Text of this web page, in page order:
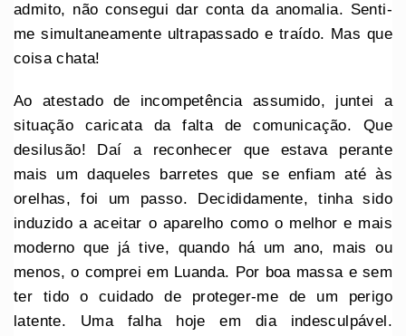
admito, não consegui dar conta da anomalia. Senti-
me simultaneamente ultrapassado e traído. Mas que
coisa chata!
Ao atestado de incompetência assumido, juntei a
situação caricata da falta de comunicação. Que
desilusão! Daí a reconhecer que estava perante
mais um daqueles barretes que se enfiam até às
orelhas, foi um passo. Decididamente, tinha sido
induzido a aceitar o aparelho como o melhor e mais
moderno que já tive, quando há um ano, mais ou
menos, o comprei em Luanda. Por boa massa e sem
ter tido o cuidado de proteger-me de um perigo
latente. Uma falha hoje em dia indesculpável.